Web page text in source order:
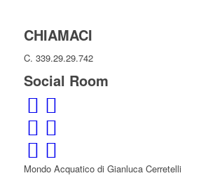
CHIAMACI
C. 339.29.29.742
Social Room
Mondo Acquatico di Gianluca Cerretelli